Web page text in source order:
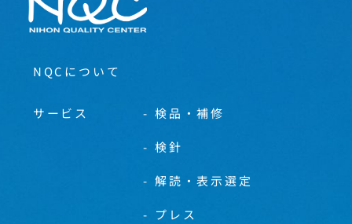
NQCについて
サービス 検品・補修
検針
解読・表示選定
プレス